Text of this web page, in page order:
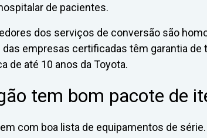
de pacientes.
dos serviços de conversão são
empresas certificadas têm garantia de
de até 10 anos da Toyota.
tem bom pacote de
com boa lista de equipamentos de